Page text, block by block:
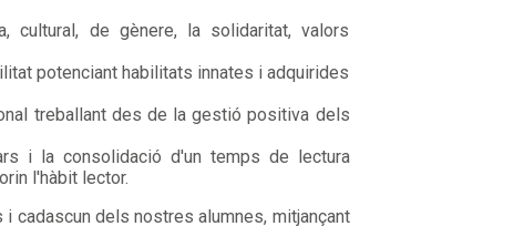
cultural, de gènere, la solidaritat, valors
potenciant habilitats innates i adquirides
treballant des de la gestió positiva dels
i la consolidació d'un temps de lectura
l'hàbit lector.
dels nostres alumnes, mitjançant